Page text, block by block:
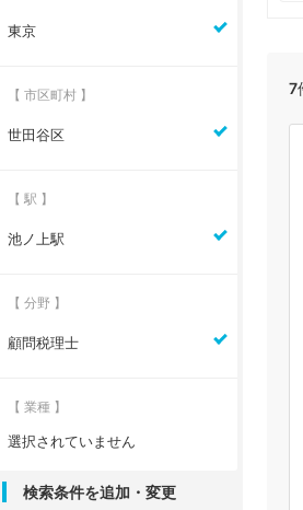
7
東京
【 市区町村 】
世田谷区
【 駅 】
池ノ上駅
【 分野 】
顧問税理士
【 業種 】
選択されていません
検索条件を追加・変更